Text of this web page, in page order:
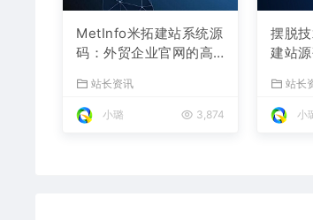
MetInfo米拓建站系统源
码：外贸企业官网的高
省心落地
站长资讯
小璐 3,874
摆脱
建站
站长
小